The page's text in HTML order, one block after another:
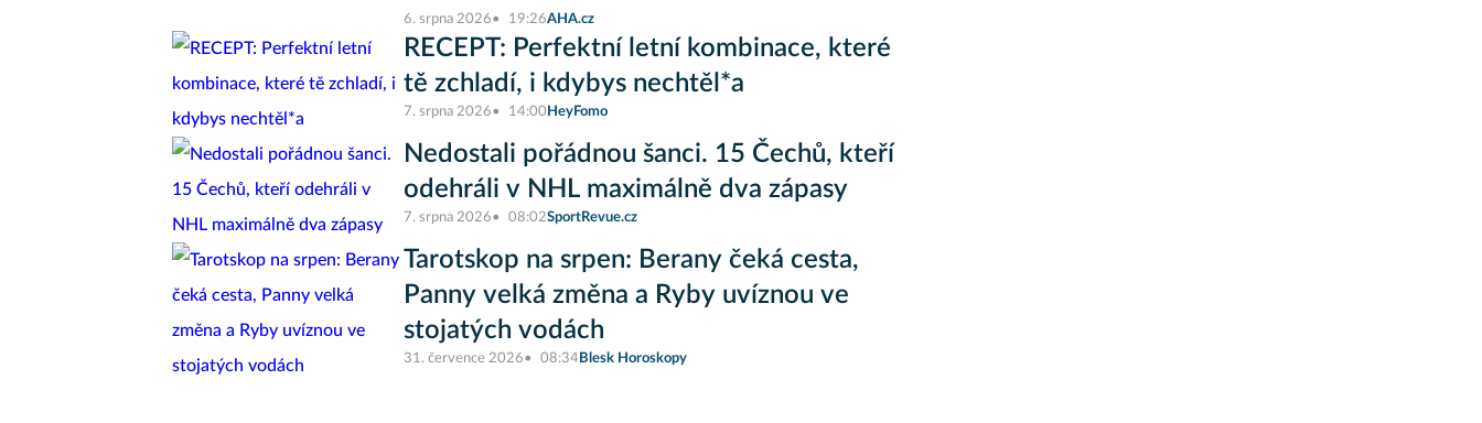
6. srpna 2026 19:26AHA.cz
RECEPT: Perfektní letní kombinace, které
tě zchladí, i kdybys nechtěl*a
7. srpna 2026 14:00 HeyFomo
Nedostali pořádnou šanci. 15 Čechů, kteří
odehráli v NHL maximálně dva zápasy
7. srpna 2026 08:02SportRevue.cz
Tarotskop na srpen: Berany čeká cesta,
Panny velká změna a Ryby uvíznou ve
stojatých vodách
31. července 2026 08:34 Blesk Horoskopy